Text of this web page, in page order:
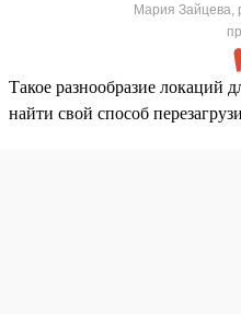
Мария Зайцева,
Такое разнообразие локаций
найти свой способ